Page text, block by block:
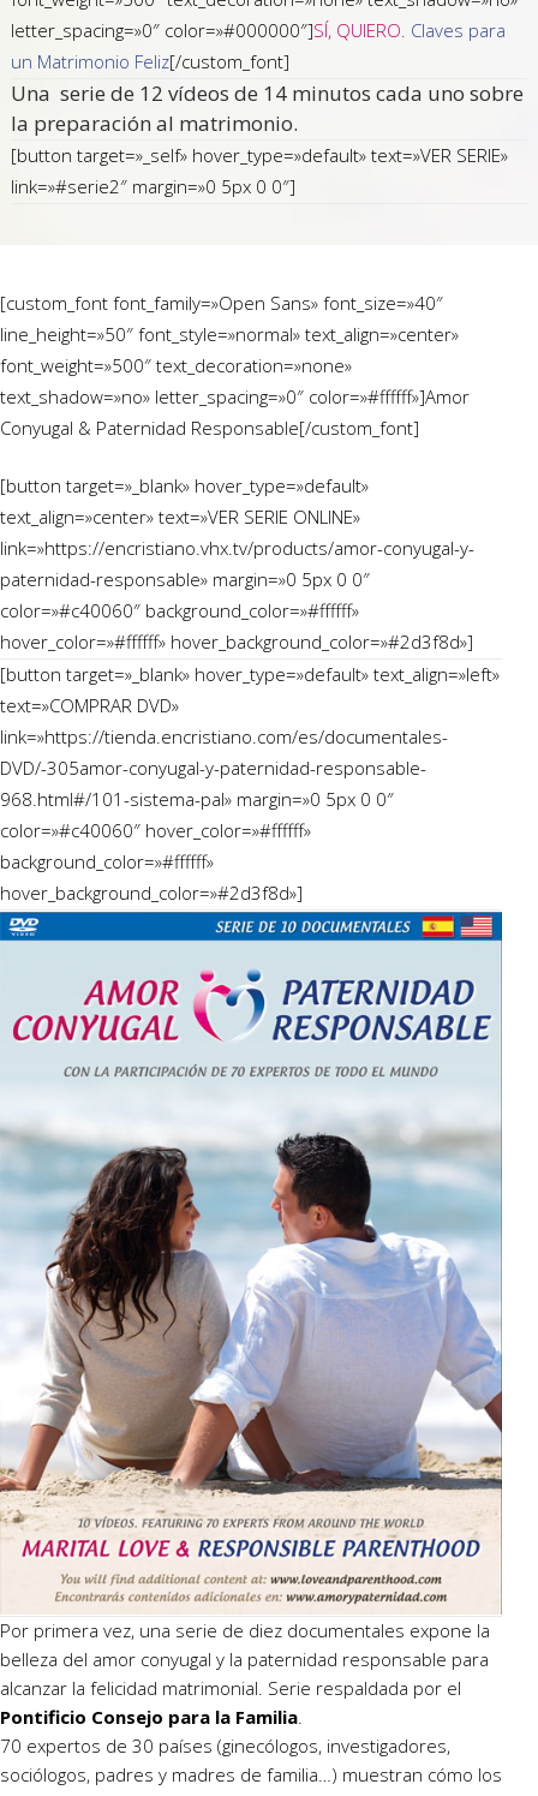
letter_spacing=»0″ color=»#000000″]SÍ, QUIERO. Claves para
un Matrimonio Feliz[/custom_font]
Una serie de 12 vídeos de 14 minutos cada uno sobre
la preparación al matrimonio.
[button target=»_self» hover_type=»default» text=»VER SERIE»
link=»#serie2″ margin=»0 5px 0 0″]
[custom_font font_family=»Open Sans» font_size=»40″
line_height=»50″ font_style=»normal» text_align=»center»
font_weight=»500″ text_decoration=»none»
text_shadow=»no» letter_spacing=»0″ color=»#ffffff»]Amor
Conyugal & Paternidad Responsable[/custom_font]
[button target=»_blank» hover_type=»default»
text_align=»center» text=»VER SERIE ONLINE»
link=»https://encristiano.vhx.tv/products/amor-conyugal-y-
paternidad-responsable» margin=»0 5px 0 0″
color=»#c40060″ background_color=»#ffffff»
hover_color=»#ffffff» hover_background_color=»#2d3f8d»]
[button target=»_blank» hover_type=»default» text_align=»left»
text=»COMPRAR DVD»
link=»https://tienda.encristiano.com/es/documentales-
DVD/-305amor-conyugal-y-paternidad-responsable-
968.html#/101-sistema-pal» margin=»0 5px 0 0″
color=»#c40060″ hover_color=»#ffffff»
background_color=»#ffffff»
hover_background_color=»#2d3f8d»]
Por primera vez, una serie de diez documentales expone la
belleza del amor conyugal y la paternidad responsable para
alcanzar la felicidad matrimonial. Serie respaldada por el
Pontificio Consejo para la Familia.
70 expertos de 30 países (ginecólogos, investigadores,
sociólogos, padres y madres de familia…) muestran cómo los